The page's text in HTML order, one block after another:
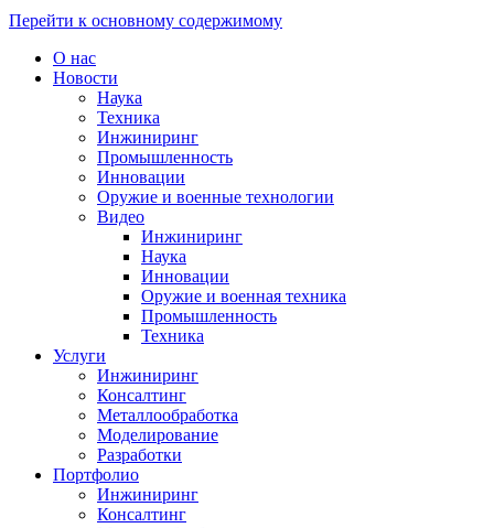
Перейти к основному содержимому
О нас
Новости
Наука
Техника
Инжиниринг
Промышленность
Инновации
Оружие и военные технологии
Видео
Инжиниринг
Наука
Инновации
Оружие и военная техника
Промышленность
Техника
Услуги
Инжиниринг
Консалтинг
Металлообработка
Моделирование
Разработки
Портфолио
Инжиниринг
Консалтинг